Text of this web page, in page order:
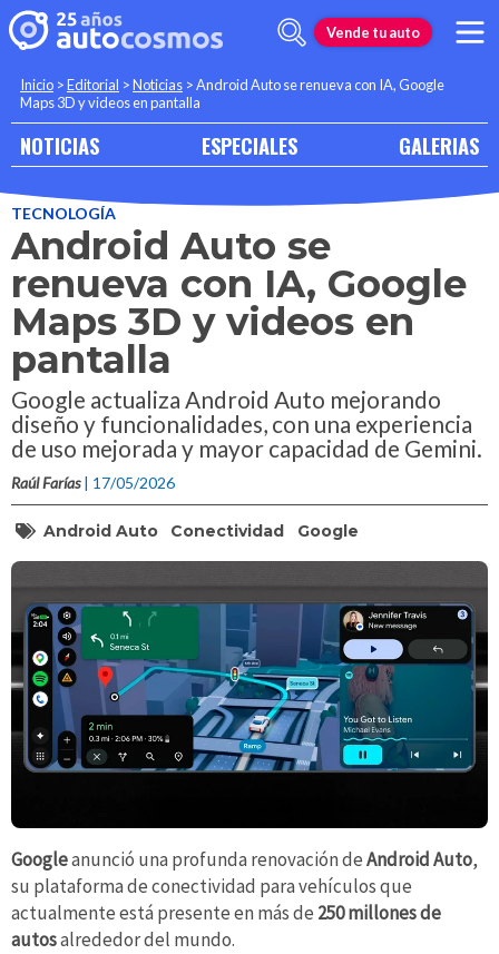
Vende tu auto
Inicio >Editorial >Noticias >Android Auto se renueva con IA, Google
Maps 3D y videos en pantalla
NOTICIAS ESPECIALES GALERIAS
TECNOLOGÍA
Android Auto se
renueva con IA, Google
Maps 3D y videos en
pantalla
Google actualiza Android Auto mejorando
diseño y funcionalidades, con una experiencia
de uso mejorada y mayor capacidad de Gemini.
Raúl Farías | 17/05/2026
Android Auto Conectividad Google
Googleanunció una profunda renovación deAndroid Auto,
su plataforma de conectividad para vehículos que
actualmente está presente en más de 250 millones de
autosalrededor del mundo.